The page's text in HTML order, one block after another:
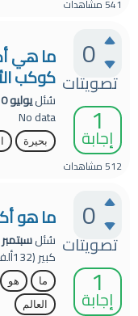
541مشاهدات
0
تصويتات
1
إجابة
512مشاهدات
ما هي
كوكب
سُئليوليو 10، 2022
No data
بحيرة
0
تصويتات
1
إجابة
ما هو
سُئلسبتمبر 7، 2024
كبير(132ألف
ما هو
العالم